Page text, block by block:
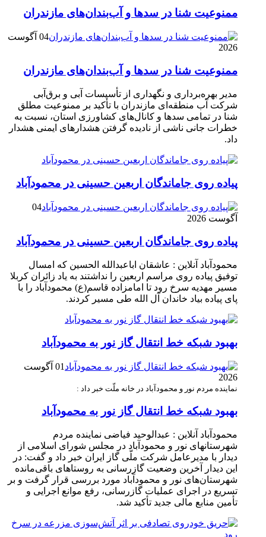
ممنوعیت شنا در سدها و آب‌بندان‌‌های مازندران
04 آگوست
2026
ممنوعیت شنا در سدها و آب‌بندان‌‌های مازندران
مدیر بهره‌برداری و نگهداری از تأسیسات آبی و برق‌آبی
شرکت آب منطقه‌ای مازندران با تأکید بر ممنوعیت مطلق
شنا در تمامی سدها و کانال‌های کشاورزی استان، نسبت به
خطرات جانی ناشی از نادیده گرفتن هشدارهای ایمنی هشدار
داد.
پیاده روی جاماندگان اربعین حسینی در محمودآباد
04
آگوست 2026
پیاده روی جاماندگان اربعین حسینی در محمودآباد
محمودآباد آنلاین : عاشقان اباعبدالله الحسین که امسال
توفیق پیاده روی مراسم اربعین را نداشتند به یاد زائران کربلا
مسیر مهدیه سرخ رود تا امامزاده قاسم(ع) محمودآباد را با
پای پیاده بیاد خاندان آل الله طی مسیر کردند.
بهبود شبکه خط انتقال گاز نور به محمودآباد
01 آگوست
2026
نماینده مردم نور و محمودآباد در خانه ملّت خبر داد :
بهبود شبکه خط انتقال گاز نور به محمودآباد
محمودآباد آنلاین : عبدالوحید فیاضی نماینده مردم
شهرستانهای نور و محمودآباد در مجلس شورای اسلامی از
دیدار با مدیرعامل شرکت ملّی گاز ایران خبر داد و گفت: در
این دیدار آخرین وضعیت گازرسانی به روستاهای باقی‌مانده
شهرستان‌های نور و محمودآباد مورد بررسی قرار گرفت و بر
تسریع در اجرای عملیات گازرسانی، رفع موانع اجرایی و
تأمین منابع مالی جدید تأکید شد.